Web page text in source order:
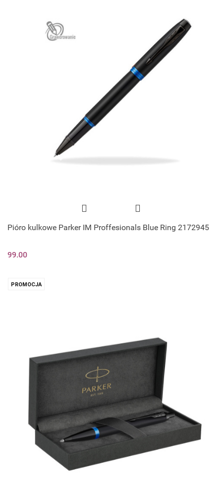
Pióro kulkowe Parker IM Proffesionals Blue Ring 2172945
99.00
PROMOCJA